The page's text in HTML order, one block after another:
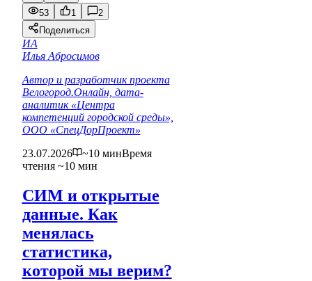
53
1
2
Поделиться
ИА
Илья Абросимов
Автор и разработчик проекта
Велогород.Онлайн, дата-
аналитик «Центра
компетенций городской среды»,
ООО «СпецДорПроект»
23.07.2026
~10 минВремя
чтения ~10 мин
СИМ и открытые
данные. Как
менялась
статистика,
которой мы верим?